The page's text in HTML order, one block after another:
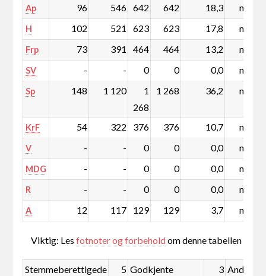
Ap 96 546 642 642 18,3 nan
H 102 521 623 623 17,8 nan
Frp 73 391 464 464 13,2 nan
SV - - 0 0 0,0 nan
Sp 148 1 120
1
268
1 268 36,2 nan
KrF 54 322 376 376 10,7 nan
V - - 0 0 0,0 nan
MDG - - 0 0 0,0 nan
R - - 0 0 0,0 nan
A 12 117 129 129 3,7 nan
Viktig: Lesfotnoter og forbeholdom denne tabellen
Stemmeberettigede
5 Godkjente
3 Andel